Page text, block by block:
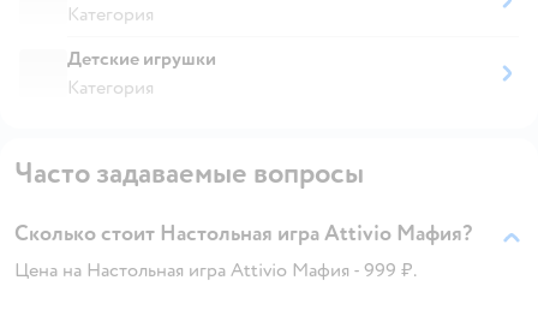
Категория
Детские игрушки
Категория
Часто задаваемые вопросы
Сколько стоит Настольная игра Attivio Мафия?
Цена на Настольная игра Attivio Мафия - 999 ₽.